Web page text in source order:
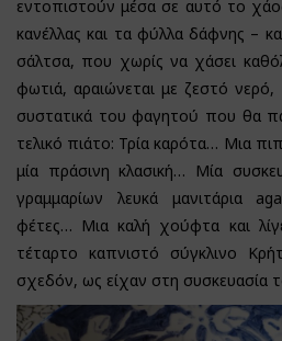
εντοπιστούν μέσα σε αυτό το
κανέλλας και τα φύλλα δάφνης –
σάλτσα, που χωρίς να χάσει
φωτιά, αραιώνεται με ζεστό νερό,
συστατικά του φαγητού που θα
τελικό πιάτο: Τρία καρότα… Μια
μία πράσινη κλασική… Μία
γραμμαρίων λευκά μανιτάρια
φέτες… Μια καλή χούφτα και
τέταρτο καπνιστό σύγκλινο
σχεδόν, ως είχαν στη συσκευασία